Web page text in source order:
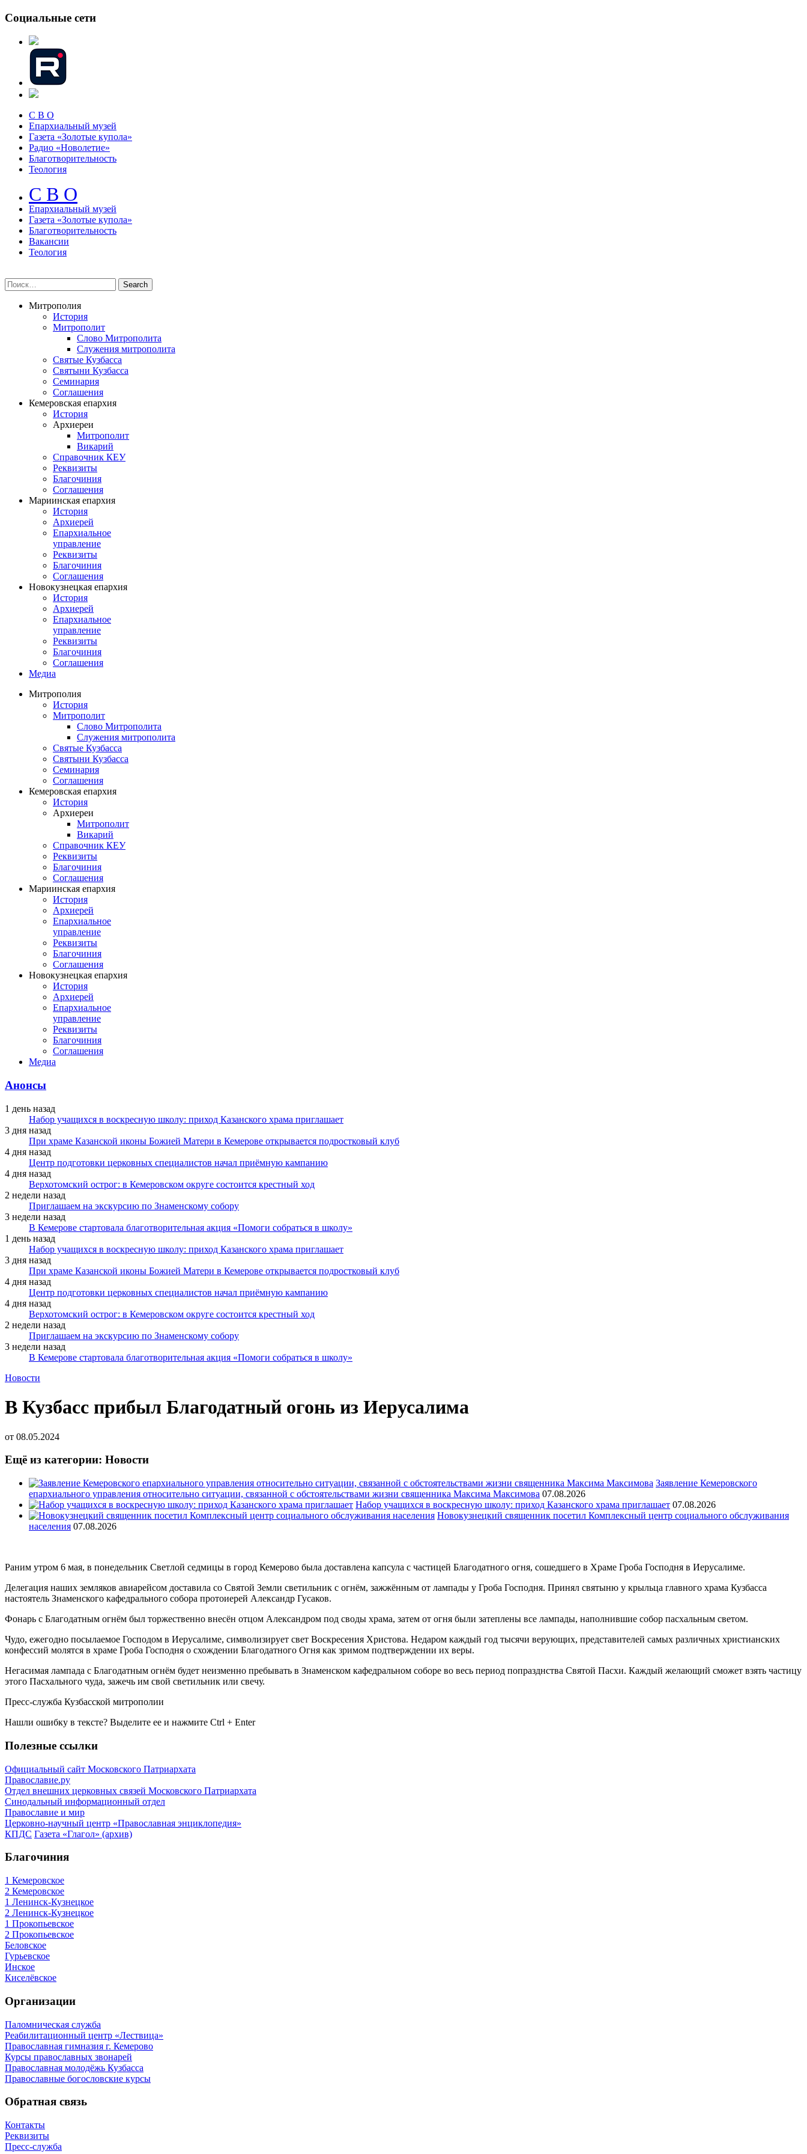
Социальные сети
С В О
Епархиальный музей
Газета «Золотые купола»
Радио «Новолетие»
Благотворительность
Теология
С В О
Епархиальный музeй
Газета «Золотые купола»
Благотворительность
Вакансии
Теология
Митрополия
История
Митрополит
Слово Митрополита
Служения митрополита
Святые Кузбасса
Святыни Кузбасса
Семинария
Соглашения
Кемеровская епархия
История
Архиереи
Митрополит
Викарий
Справочник КЕУ
Реквизиты
Благочиния
Соглашения
Мариинская епархия
История
Архиерей
Епархиальное
управление
Реквизиты
Благочиния
Соглашения
Новокузнецкая епархия
История
Архиерей
Епархиальное
управление
Реквизиты
Благочиния
Соглашения
Медиа
Митрополия
История
Митрополит
Слово Митрополита
Служения митрополита
Святые Кузбасса
Святыни Кузбасса
Семинария
Соглашения
Кемеровская епархия
История
Архиереи
Митрополит
Викарий
Справочник КЕУ
Реквизиты
Благочиния
Соглашения
Мариинская епархия
История
Архиерей
Епархиальное
управление
Реквизиты
Благочиния
Соглашения
Новокузнецкая епархия
История
Архиерей
Епархиальное
управление
Реквизиты
Благочиния
Соглашения
Медиа
Анонсы
1 день назад
Набор учащихся в воскресную школу: приход Казанского храма приглашает
3 дня назад
При храме Казанской иконы Божией Матери в Кемерове открывается подростковый клуб
4 дня назад
Центр подготовки церковных специалистов начал приёмную кампанию
4 дня назад
Верхотомский острог: в Кемеровском округе состоится крестный ход
2 недели назад
Приглашаем на экскурсию по Знаменскому собору
3 недели назад
В Кемерове стартовала благотворительная акция «Помоги собраться в школу»
1 день назад
Набор учащихся в воскресную школу: приход Казанского храма приглашает
3 дня назад
При храме Казанской иконы Божией Матери в Кемерове открывается подростковый клуб
4 дня назад
Центр подготовки церковных специалистов начал приёмную кампанию
4 дня назад
Верхотомский острог: в Кемеровском округе состоится крестный ход
2 недели назад
Приглашаем на экскурсию по Знаменскому собору
3 недели назад
В Кемерове стартовала благотворительная акция «Помоги собраться в школу»
Новости
В Кузбасс прибыл Благодатный огонь из Иерусалима
от 08.05.2024
Ещё из категории: Новости
Заявление Кемеровского
епархиального управления относительно ситуации, связанной с обстоятельствами жизни священника Максима Максимова 07.08.2026
Набор учащихся в воскресную школу: приход Казанского храма приглашает 07.08.2026
Новокузнецкий священник посетил Комплексный центр социального обслуживания
населения 07.08.2026
Раним утром 6 мая, в понедельник Светлой седмицы в город Кемерово была доставлена капсула с частицей Благодатного огня, сошедшего в Храме Гроба Господня в Иерусалиме.
Делегация наших земляков авиарейсом доставила со Святой Земли светильник с огнём, зажжённым от лампады у Гроба Господня. Принял святыню у крыльца главного храма Кузбасса
настоятель Знаменского кафедрального собора протоиерей Александр Гусаков.
Фонарь с Благодатным огнём был торжественно внесён отцом Александром под своды храма, затем от огня были затеплены все лампады, наполнившие собор пасхальным светом.
Чудо, ежегодно посылаемое Господом в Иерусалиме, символизирует свет Воскресения Христова. Недаром каждый год тысячи верующих, представителей самых различных христианских
конфессий молятся в храме Гроба Господня о схождении Благодатного Огня как зримом подтверждении их веры.
Негасимая лампада с Благодатным огнём будет неизменно пребывать в Знаменском кафедральном соборе во весь период попразднства Святой Пасхи. Каждый желающий сможет взять частицу
этого Пасхального чуда, зажечь им свой светильник или свечу.
Пресс-служба Кузбасской митрополии
Нашли ошибку в тексте? Выделите ее и нажмите Ctrl + Enter
Полезные ссылки
Официальный сайт Московского Патриархата
Православие.ру
Отдел внешних церковных связей Московского Патриархата
Синодальный информационный отдел
Православие и мир
Церковно-научный центр «Православная энциклопедия»
КПДС Газета «Глагол» (архив)
Благочиния
1 Кемеровское
2 Кемеровское
1 Ленинск-Кузнецкое
2 Ленинск-Кузнецкое
1 Прокопьевское
2 Прокопьевское
Беловское
Гурьевское
Инское
Киселёвское
Организации
Паломническая служба
Реабилитационный центр «Лествица»
Православная гимназия г. Кемерово
Курсы православных звонарей
Православная молодёжь Кузбасса
Православные богословские курсы
Обратная связь
Контакты
Реквизиты
Пресс-служба